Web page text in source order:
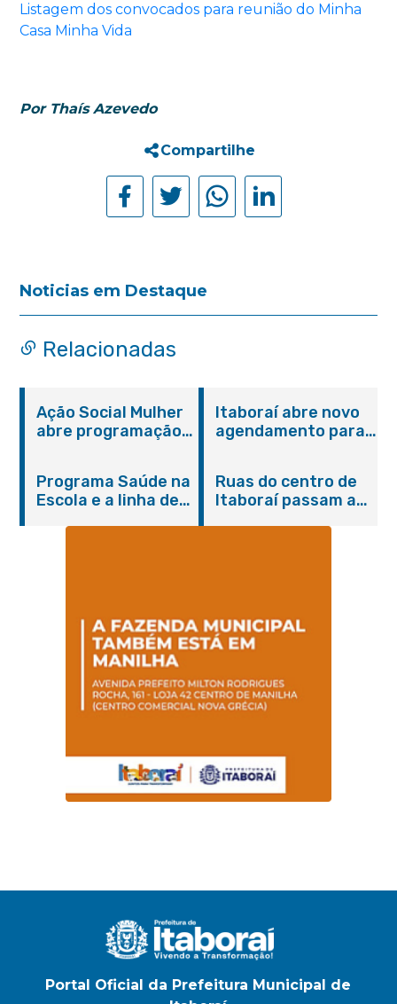
Listagem dos convocados para reunião do Minha
Casa Minha Vida
Por Thaís Azevedo
Compartilhe
Noticias em Destaque
Relacionadas
Ação Social Mulher
abre programação
serviços gratuitos e
orientações
Itaboraí abre novo
agendamento para
Programa Saúde na
Escola e a linha de
Magalhães Seabra
Ruas do centro de
Itaboraí passam a
Portal Oficial da Prefeitura Municipal de